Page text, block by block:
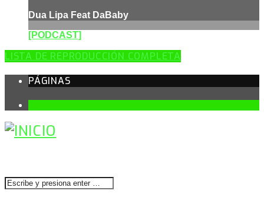
Dua Lipa Feat DaBaby
[PODCAST]
LISTA DE REPRODUCCIÓN COMPLETA
PÁGINAS